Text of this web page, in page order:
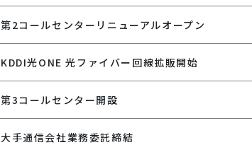
第2コールセンターリニューアルオープン
KDDI光ONE 光ファイバー回線拡販開始
第3コールセンター開設
大手通信会社業務委託締結